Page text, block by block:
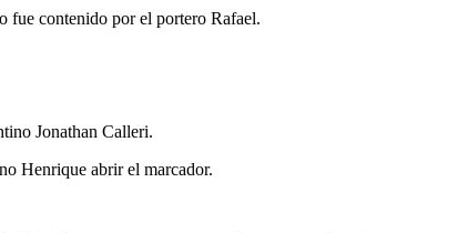
fue contenido por el portero Rafael.
Jonathan Calleri.
Henrique abrir el marcador.